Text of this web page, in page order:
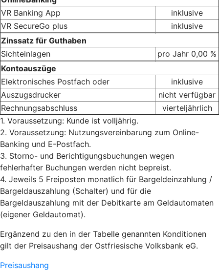
VR Banking App
inklusive
VR SecureGo plus
inklusive
Zinssatz für Guthaben
Sichteinlagen
pro Jahr 0,00 %
Kontoauszüge
Elektronisches Postfach oder
inklusive
Auszugsdrucker
nicht verfügbar
Rechnungsabschluss
vierteljährlich
1. Voraussetzung: Kunde ist volljährig.
2. Voraussetzung: Nutzungsvereinbarung zum Online-
Banking und E-Postfach.
3. Storno- und Berichtigungsbuchungen wegen
fehlerhafter Buchungen werden nicht bepreist.
4. Jeweils 5 Freiposten monatlich für Bargeldeinzahlung /
Bargeldauszahlung (Schalter) und für die
Bargeldauszahlung mit der Debitkarte am Geldautomaten
(eigener Geldautomat).
Ergänzend zu den in der Tabelle genannten Konditionen
gilt der Preisaushang der Ostfriesische Volksbank eG.
Preisaushang